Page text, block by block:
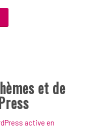
et de
active en